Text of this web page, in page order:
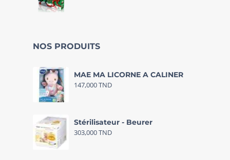
NOS PRODUITS
MAE MA LICORNE A CALINER
147,000TND
Stérilisateur - Beurer
303,000TND